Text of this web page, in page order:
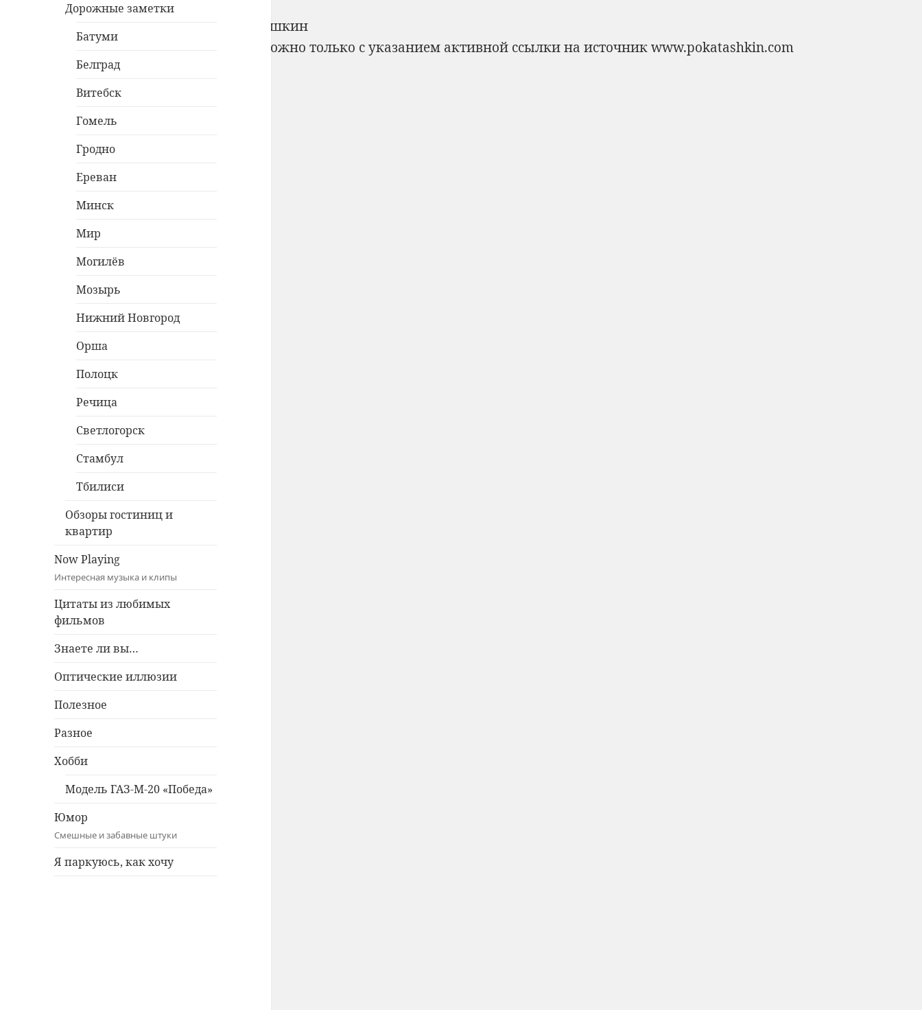
Дорожные заметки
Батуми
Белград
Витебск
Гомель
Гродно
Ереван
Минск
Мир
Могилёв
Мозырь
Нижний Новгород
Орша
Полоцк
Речица
Светлогорск
Стамбул
Тбилиси
Обзоры гостиниц и
квартир
Now Playing
Интересная музыка и клипы
Цитаты из любимых
фильмов
Знаете ли вы…
Оптические иллюзии
Полезное
Разное
Хобби
Модель ГАЗ-М-20 «Победа»
Юмор
Смешные и забавные штуки
Я паркуюсь, как хочу
Copyright © 2010-2026 Александр Покаташкин
Использование материалов с сайта возможно только с указанием активной ссылки на источникwww.pokatashkin.com